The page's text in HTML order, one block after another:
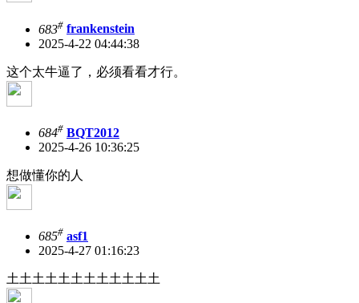
683# frankenstein
2025-4-22 04:44:38
这个太牛逼了，必须看看才行。
684# BQT2012
2025-4-26 10:36:25
想做懂你的人
685# asf1
2025-4-27 01:16:23
土土土土土土土土土土土土